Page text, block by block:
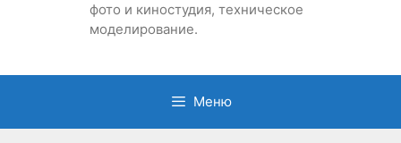
фото и киностудия, техническое
моделирование.
Меню